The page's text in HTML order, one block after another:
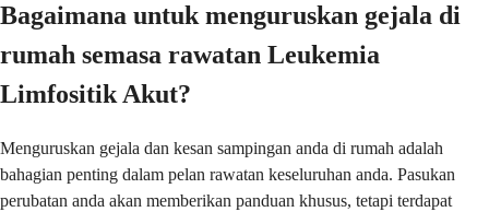
Bagaimana untuk menguruskan gejala di
rumah semasa rawatan Leukemia
Limfositik Akut?
Menguruskan gejala dan kesan sampingan anda di rumah adalah
bahagian penting dalam pelan rawatan keseluruhan anda. Pasukan
perubatan anda akan memberikan panduan khusus, tetapi terdapat